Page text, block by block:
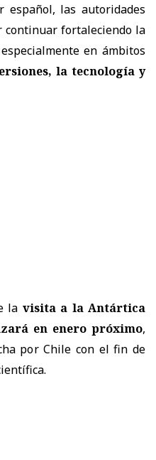
español, las autoridades
fortaleciendo la
en ámbitos
la tecnología y
la visita a la Antártica
en enero próximo,
por Chile con el fin de